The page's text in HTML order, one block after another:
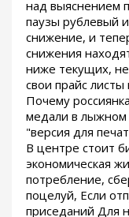
над выяснением
паузы рублевый
снижение, и
снижения
ниже текущих,
свои прайс листы
Почему
медали в лыжном
"версия для
В центре стоит
экономическая
потребление,
поцелуй, Если
приседаний Для